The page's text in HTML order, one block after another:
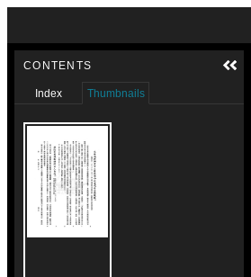
CONTENTS
Index Thumbnails